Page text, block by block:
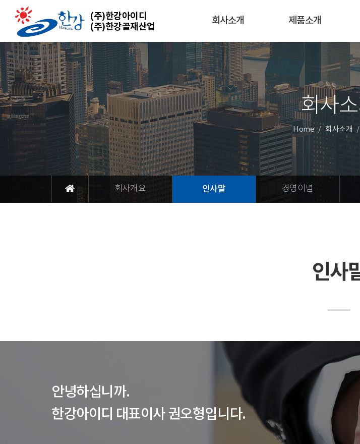
(주)한강아이디
(주)한강골재산업
회사소개 제품소개
회사
Home 회사소개
회사개요 인사말 경영이념
인사
안녕하십니까.
한강아이디 대표이사 권오형입니다.